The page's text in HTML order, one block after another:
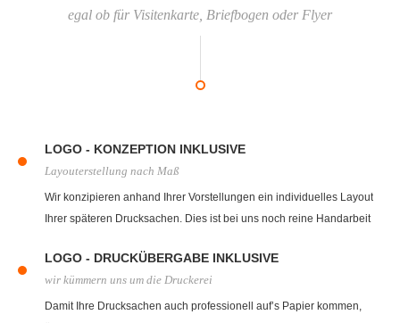
egal ob für Visitenkarte, Briefbogen oder Flyer
LOGO - KONZEPTION INKLUSIVE
Layouterstellung nach Maß
Wir konzipieren anhand Ihrer Vorstellungen ein individuelles Layout
Ihrer späteren Drucksachen. Dies ist bei uns noch reine Handarbeit
von uns einen Layoutentwurf.
LOGO - DRUCKÜBERGABE INKLUSIVE
wir kümmern uns um die Druckerei
Damit Ihre Drucksachen auch professionell auf’s Papier kommen,